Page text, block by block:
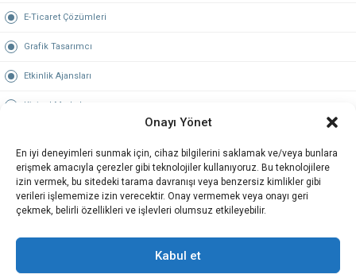
Onayı Yönet
En iyi deneyimleri sunmak için, cihaz bilgilerini saklamak ve/veya bunlara
erişmek amacıyla çerezler gibi teknolojiler kullanıyoruz. Bu teknolojilere
izin vermek, bu sitedeki tarama davranışı veya benzersiz kimlikler gibi
verileri işlememize izin verecektir. Onay vermemek veya onayı geri
çekmek, belirli özellikleri ve işlevleri olumsuz etkileyebilir.
Kabul et
E-Ticaret Çözümleri
Grafik Tasarımcı
Etkinlik Ajansları
Kişisel Markalar
Öne Çıkan Şehirler
İstanbul